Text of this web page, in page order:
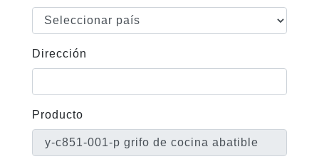
Dirección
Producto